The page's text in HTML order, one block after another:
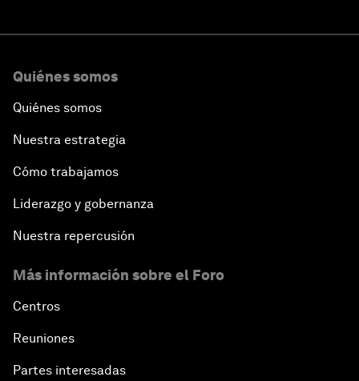
Quiénes somos
Quiénes somos
Nuestra estrategia
Cómo trabajamos
Liderazgo y gobernanza
Nuestra repercusión
Más información sobre el Foro
Centros
Reuniones
Partes interesadas